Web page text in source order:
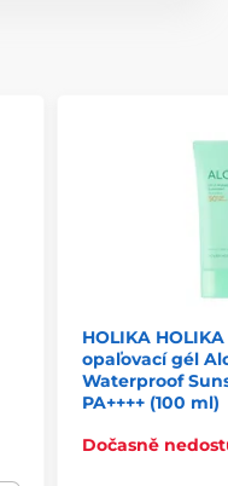
HOLIKA
opaľovací gél
Waterproof
PA++++ (100 ml)
Dočasně